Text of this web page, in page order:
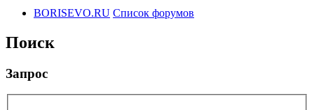
BORISEVO.RU Список форумов
Поиск
Запрос